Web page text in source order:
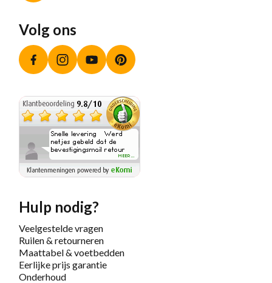
Volg ons
FacebookInstagramYouTube
Hulp nodig?
Veelgestelde vragen
Ruilen & retourneren
Maattabel & voetbedden
Eerlijke prijs garantie
Onderhoud